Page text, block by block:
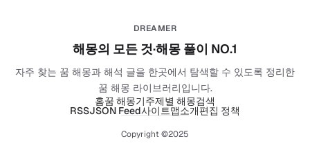
DREAMER
해몽의 모든 것·해몽 풀이 NO.1
자주 찾는 꿈 해몽과 해석 글을 한곳에서 탐색할 수 있도록 정리한
꿈 해몽 라이브러리입니다.
홈꿈 해몽기주제별 해몽검색
RSSJSON Feed사이트맵소개편집 정책
Copyright ©2025